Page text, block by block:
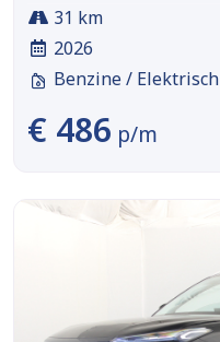
31 km
2026
Benzine / Elektrisch
€ 486 p/m